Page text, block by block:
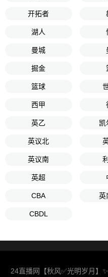
开拓者
湖人
曼城
掘金
篮球
西甲
英乙 凯
英议北
英议南
英超
CBA 英
CBDL
24直播网【秋风✅光明岁月】